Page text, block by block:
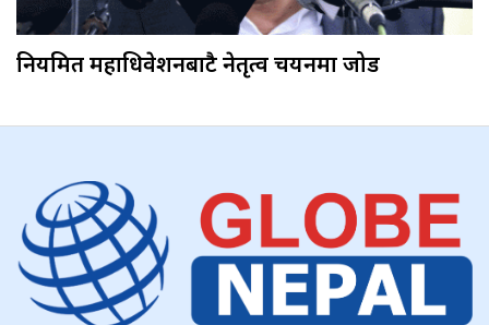
नियमित महाधिवेशनबाटै नेतृत्व चयनमा जोड